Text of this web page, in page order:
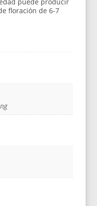
floración de 6-7